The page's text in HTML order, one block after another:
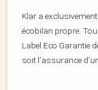
Klar a
écobilan propre.
Label Eco Garantie
soit l’assurance